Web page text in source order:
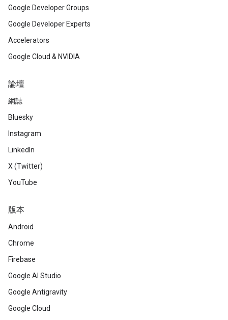
Google Developer Groups
Google Developer Experts
Accelerators
Google Cloud & NVIDIA
論壇
網誌
Bluesky
Instagram
LinkedIn
X (Twitter)
YouTube
版本
Android
Chrome
Firebase
Google AI Studio
Google Antigravity
Google Cloud